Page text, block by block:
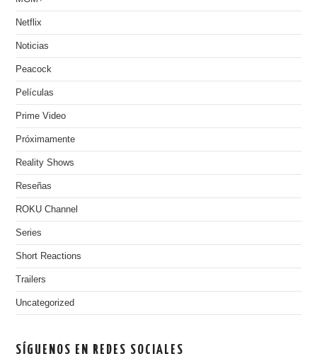
Netflix
Noticias
Peacock
Películas
Prime Video
Próximamente
Reality Shows
Reseñas
ROKU Channel
Series
Short Reactions
Trailers
Uncategorized
SÍGUENOS EN REDES SOCIALES